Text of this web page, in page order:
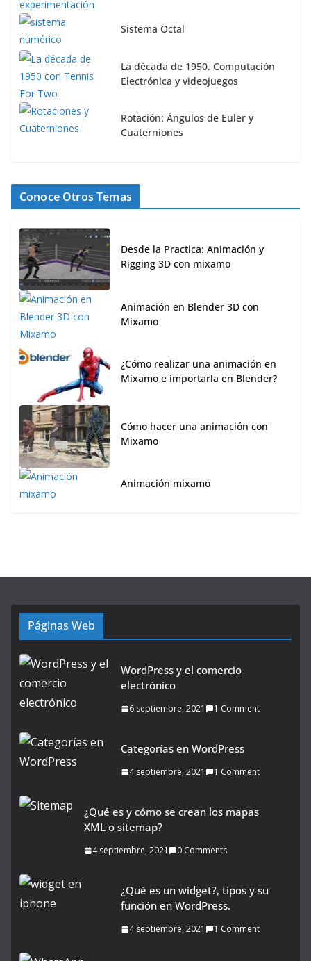
Sistema Octal
La década de 1950. Computación
Electrónica y videojuegos
Rotación: Ángulos de Euler y
Cuaterniones
Conoce Otros Temas
Desde la Practica: Animación y
Rigging 3D con mixamo
Animación en Blender 3D con
Mixamo
¿Cómo realizar una animación en
Mixamo e importarla en Blender?
Cómo hacer una animación con
Mixamo
Animación mixamo
Páginas Web
WordPress y el comercio
electrónico
6 septiembre, 2021 1 Comment
Categorías en WordPress
4 septiembre, 2021 1 Comment
¿Qué es y cómo se crean los mapas
XML o sitemap?
4 septiembre, 2021 0 Comments
¿Qué es un widget?, tipos y su
función en WordPress.
4 septiembre, 2021 1 Comment